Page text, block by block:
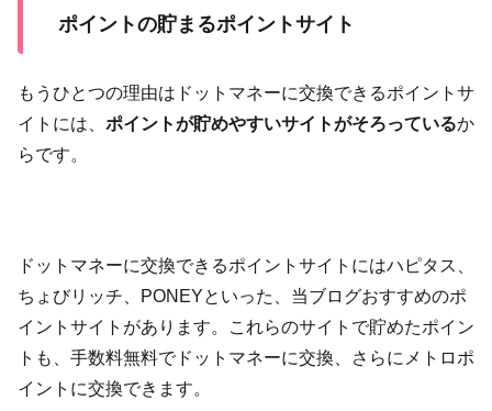
ポイントの貯まるポイントサイト
もうひとつの理由はドットマネーに交換できるポイントサ
イトには、 ポイントが貯めやすいサイトがそろっているか
らです。
ドットマネーに交換できるポイントサイトにはハピタス、
ちょびリッチ、PONEYといった、当ブログおすすめのポ
イントサイトがあります。これらのサイトで貯めたポイン
トも、手数料無料でドットマネーに交換、さらにメトロポ
イントに交換できます。